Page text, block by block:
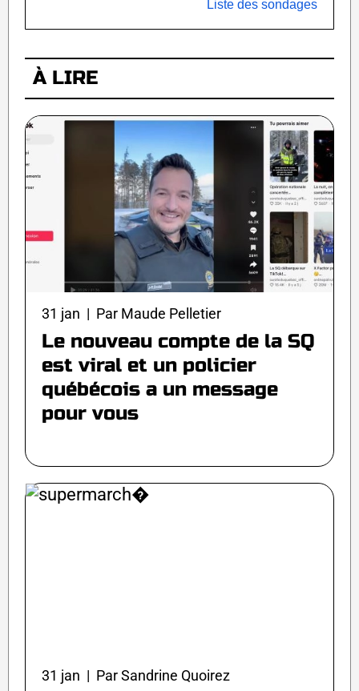
Liste des sondages
À LIRE
31 jan | Par Maude Pelletier
Le nouveau compte de la SQ
est viral et un policier
québécois a un message
pour vous
31 jan | Par Sandrine Quoirez